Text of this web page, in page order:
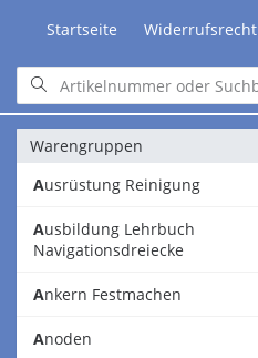
Startseite Widerrufsrecht
Warengruppen
Ausrüstung Reinigung
Ausbildung Lehrbuch
Navigationsdreiecke
Ankern Festmachen
Anoden